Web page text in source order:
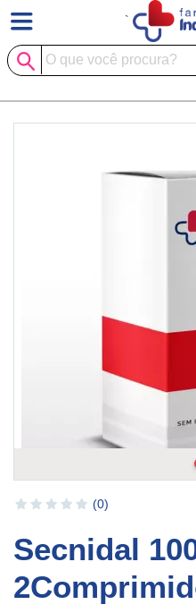
`
(0)
Secnidal